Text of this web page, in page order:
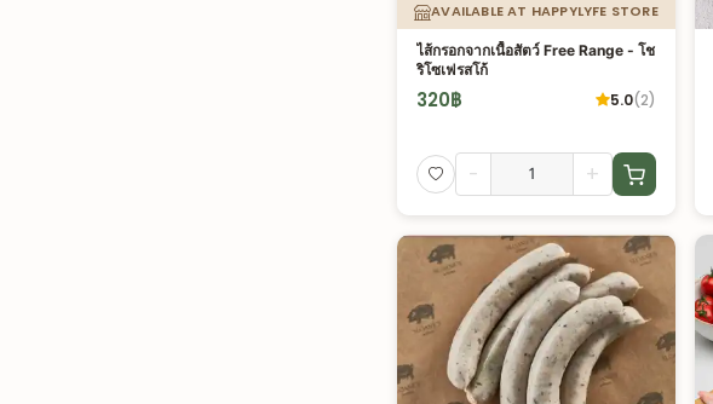
AVAILABLE AT HAPPYLYFE STORE
ไส้กรอกจากเนื้อสัตว์ Free Range - โช
ริโซเฟรสโก้
320฿ 5.0(2)
- +